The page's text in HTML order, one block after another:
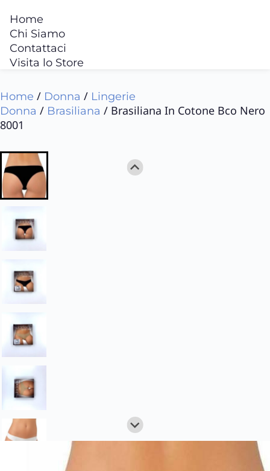
Home
Chi Siamo
Contattaci
Visita lo Store
Home / Donna / Lingerie
Donna / Brasiliana / Brasiliana In Cotone Bco Nero
8001